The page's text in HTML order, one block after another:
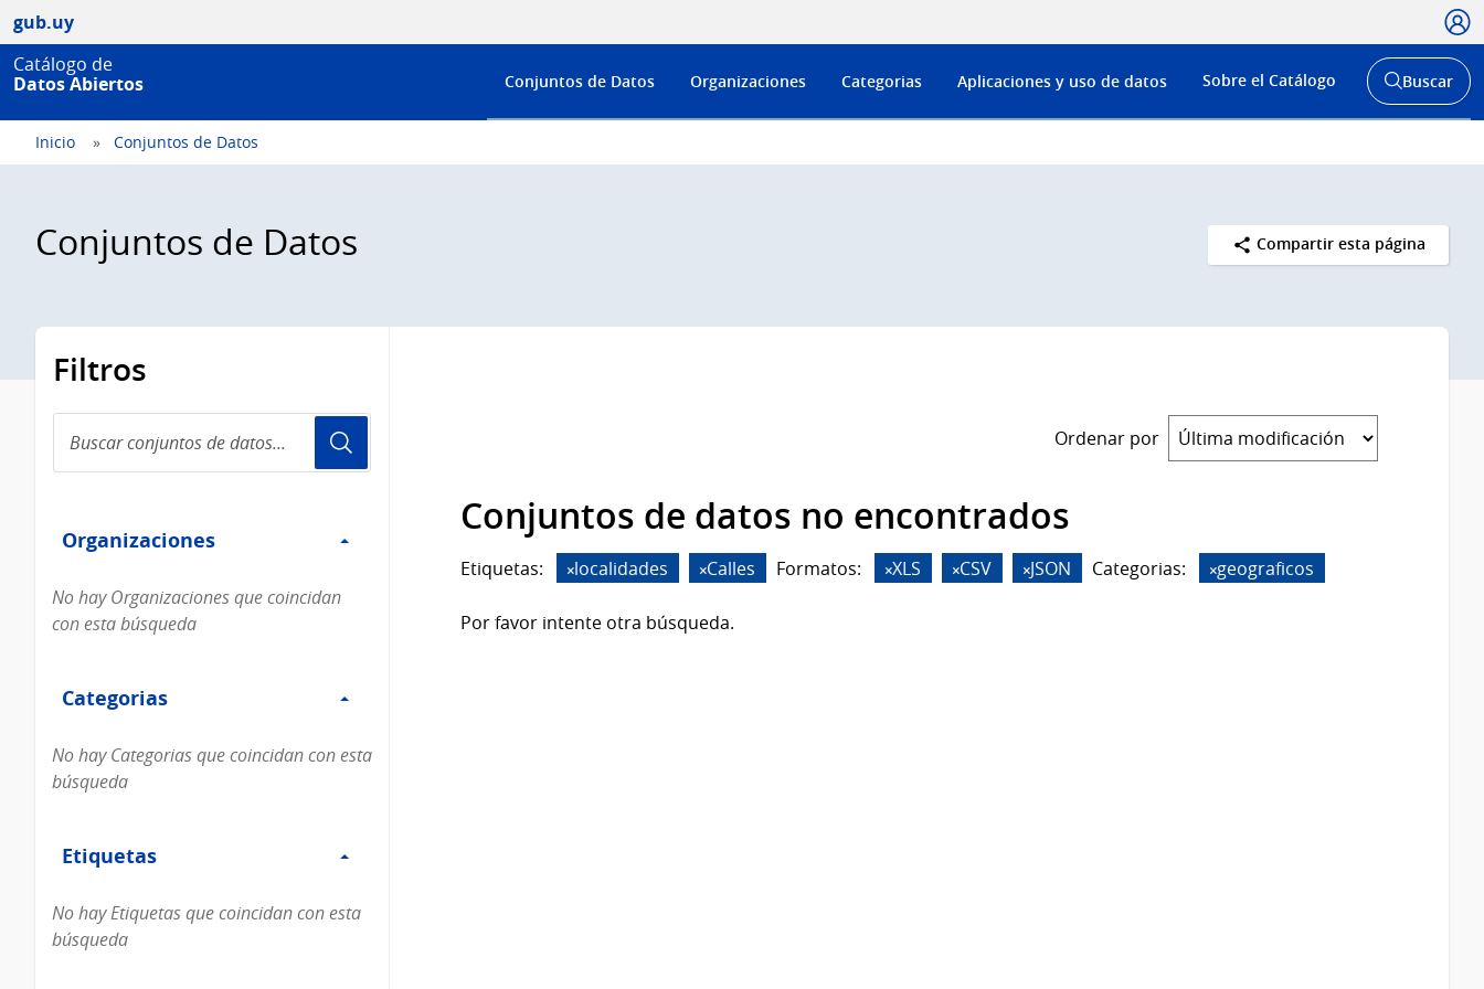
gub.uy
Catálogo de
Datos Abiertos
Menú
de
Conjuntos de Datos Organizaciones Categorias Aplicaciones y uso de datos Sobre el Catálogo
Abrir
buscador
Buscar
Inicio Conjuntos de Datos
Conjuntos de Datos Compartir esta página
Filtros
conjuntos
de
Organizaciones
Organizaciones
No hay Organizaciones que coincidan
con esta búsqueda
Categorias
Categorias
No hay Categorias que coincidan con esta
búsqueda
Etiquetas
Etiquetas
No hay Etiquetas que coincidan con esta
búsqueda
Ordenar por
Conjuntos de datos no encontrados
Etiquetas: localidades Calles Formatos: XLS CSV JSON Categorias: geograficos
Por favor intente otra búsqueda.